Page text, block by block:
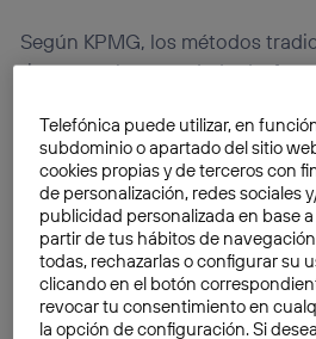
Según KPMG, los métodos
riesgos se han quedado
La vida de las empresas se ha
65% en el último siglo. La
está vinculada a los riesgos, y
multiplicado en la última
escenario,KPMG, firma
asesoramiento de negocio,
Telefónica puede utilizar, en
subdominio o apartado del sitio
cookies propias y de terceros con
de personalización, redes sociales
publicidad personalizada en base
partir de tus hábitos de
todas, rechazarlas o configurar su
clicando en el botón
revocar tu consentimiento en
la opción de configuración. Si